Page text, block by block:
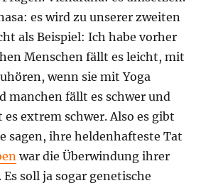
es wird zu unserer zweiten
als Beispiel: Ich habe vorher
Menschen fällt es leicht, mit
wenn sie mit Yoga
manchen fällt es schwer und
extrem schwer. Also es gibt
sagen, ihre heldenhafteste Tat
war die Überwindung ihrer
soll ja sogar genetische